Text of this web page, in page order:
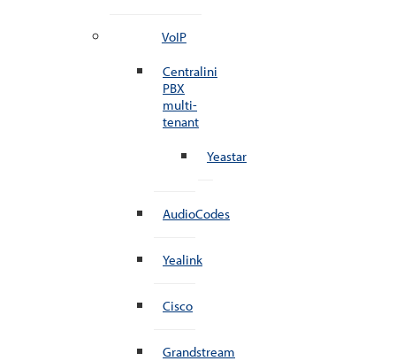
VoIP
Centralini
PBX
multi-
tenant
Yeastar
AudioCodes
Yealink
Cisco
Grandstream